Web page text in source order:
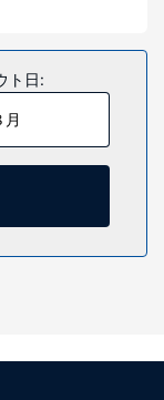
お楽しみくだ
ています。WiFi
組をご覧いた
ハウスキーピン
無料)のリクエス
をご利用いただ
ト日:
月